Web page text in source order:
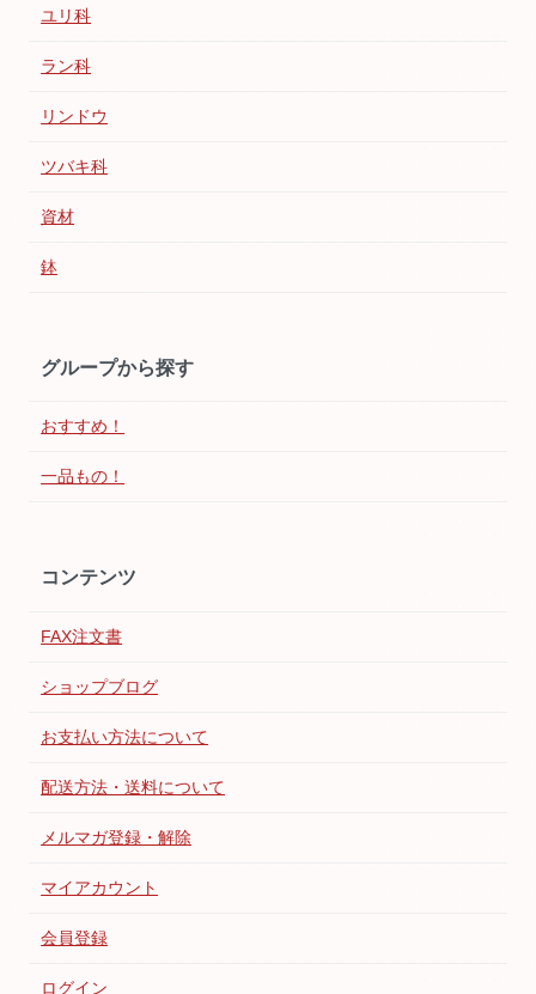
ユリ科
ラン科
リンドウ
ツバキ科
資材
鉢
グループから探す
おすすめ！
一品もの！
コンテンツ
FAX注文書
ショップブログ
お支払い方法について
配送方法・送料について
メルマガ登録・解除
マイアカウント
会員登録
ログイン